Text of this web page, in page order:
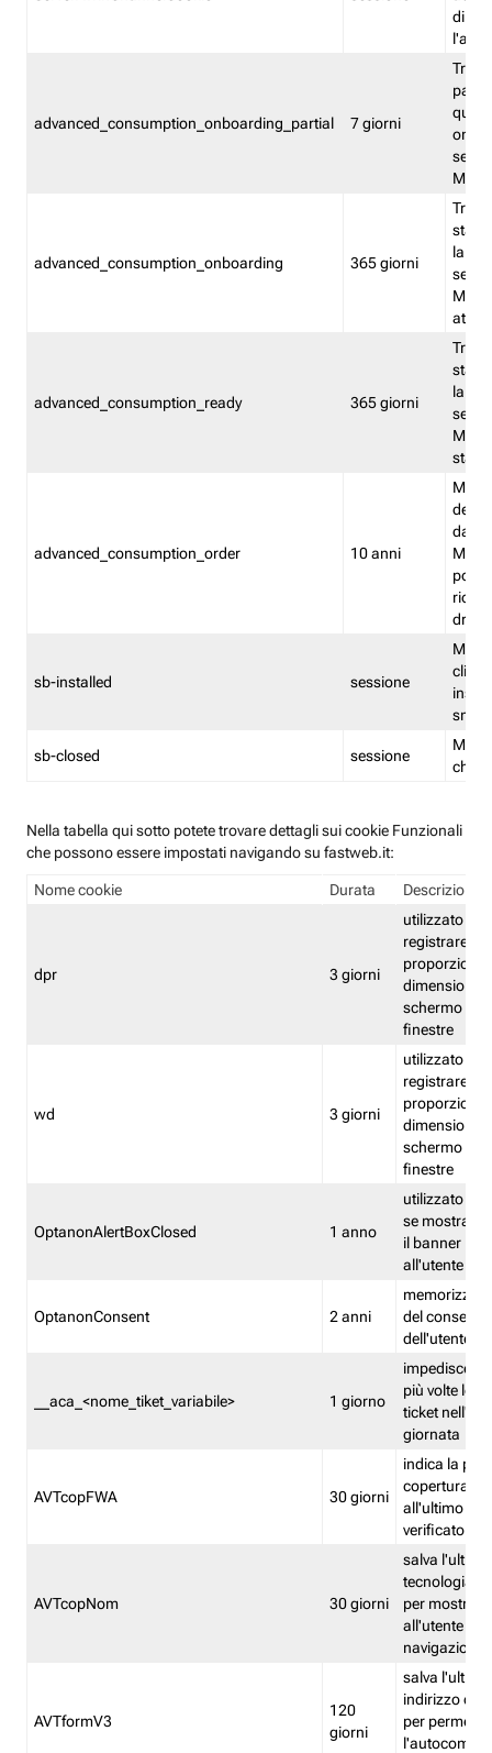
advanced_consumption_onboarding_partial 7 giorni
advanced_consumption_onboarding 365 giorni
stata
la
advanced_consumption_ready 365 giorni
stata
la
stato
advanced_consumption_order 10 anni
delle
sb-installed sessione
sb-closed sessione
Nella tabella qui sotto potete trovare dettagli sui cookie Funzionali
che possono essere impostati navigando su fastweb.it:
Nome cookie Durata Descrizione
dpr 3 giorni
utilizzato per
registrare le
proporzioni
dimensioni
schermo e
finestre
wd 3 giorni
utilizzato per
registrare le
proporzioni
dimensioni
schermo e
finestre
OptanonAlertBoxClosed 1 anno
utilizzato per
se mostrare
il banner
all'utente
OptanonConsent 2 anni
memorizza
del
dell'utente
__aca_<nome_tiket_variabile> 1 giorno
impedisce di
più volte lo
ticket
giornata
AVTcopFWA 30 giorni
indica la
copertura
all'ultimo
verificato
AVTcopNom 30 giorni
salva l'ultima
tecnologia
per
all'utente
navigazione
AVTformV3
120
giorni
salva l'ultimo
indirizzo di
per